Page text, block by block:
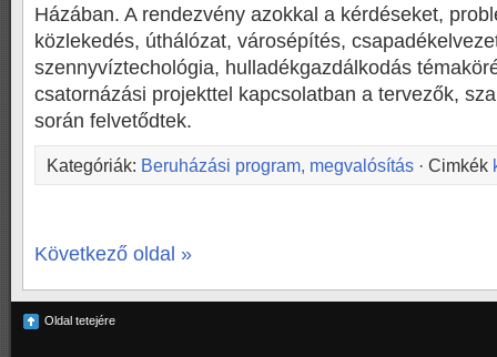
Házában. A rendezvény azokkal a kérdéseket,
közlekedés, úthálózat, városépítés,
szennyvíztechológia, hulladékgazdálkodás
csatornázási projekttel kapcsolatban a tervezők,
során felvetődtek.
Kategóriák: Beruházási program, megvalósítás · Cimkék
Következő oldal »
Oldal tetejére